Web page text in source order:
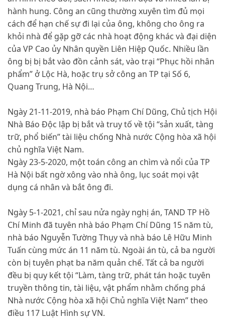
hành hung. Công an cũng thường xuyên tìm đủ mọi
cách để hạn chế sự đi lại của ông, không cho ông ra
khỏi nhà để gặp gỡ các nhà hoạt động khác và đại diện
của VP Cao ủy Nhân quyền Liên Hiệp Quốc. Nhiều lần
ông bị bị bắt vào đồn cảnh sát, vào trại “Phục hồi nhân
phẩm” ở Lộc Hà, hoặc trụ sở công an TP tại Số 6,
Quang Trung, Hà Nội…
Ngày 21-11-2019, nhà báo Phạm Chí Dũng, Chủ tịch Hội
Nhà Báo Độc lập bị bắt và truy tố về tội “sản xuất, tàng
trữ, phổ biến” tài liệu chống Nhà nước Cộng hòa xã hội
chủ nghĩa Việt Nam.
Ngày 23-5-2020, một toán công an chìm và nổi của TP
Hà Nội bất ngờ xông vào nhà ông, lục soát mọi vật
dụng cá nhân và bắt ông đi.
Ngày 5-1-2021, chỉ sau nửa ngày nghị án, TAND TP Hồ
Chí Minh đã tuyên nhà báo Phạm Chí Dũng 15 năm tù,
nhà báo Nguyễn Tường Thụy và nhà báo Lê Hữu Minh
Tuấn cùng mức án 11 năm tù. Ngoài án tù, cả ba người
còn bị tuyên phạt ba năm quản chế. Tất cả ba người
đều bị quy kết tội “Làm, tàng trữ, phát tán hoặc tuyên
truyền thông tin, tài liệu, vật phẩm nhằm chống phá
Nhà nước Cộng hòa xã hội Chủ nghĩa Việt Nam” theo
điều 117 Luật Hình sự VN.